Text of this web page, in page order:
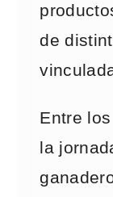
de
Entre
la